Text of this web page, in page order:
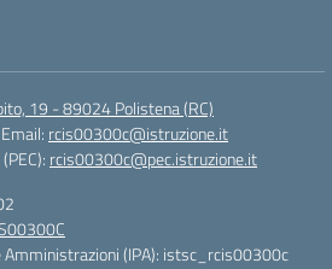
19 - 89024 Polistena (RC)
Email: rcis00300c@istruzione.it
rcis00300c@pec.istruzione.it
Amministrazioni (IPA): istsc_rcis00300c